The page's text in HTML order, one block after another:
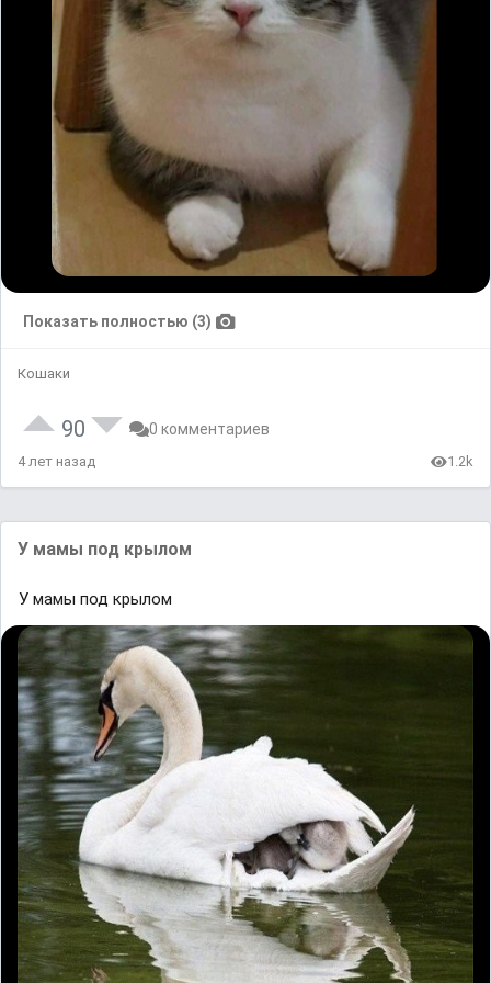
Показать полностью (3)
Кошаки
90 0 комментариев
4 лет назад 1.2k
У мамы под крылом
У мамы под крылом